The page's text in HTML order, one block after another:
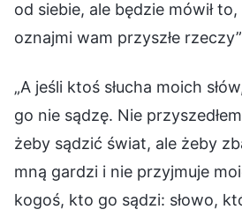
od siebie, ale będzie mówił to,
oznajmi wam przyszłe rzeczy”
„A jeśli ktoś słucha moich
go nie sądzę. Nie
żeby sądzić świat, ale żeby
mną gardzi i nie przyjmuje
kogoś, kto go sądzi: słowo,